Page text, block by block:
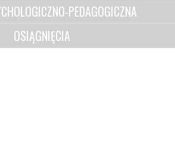
PEDAGOGICZNA
OSIĄGNIĘCIA